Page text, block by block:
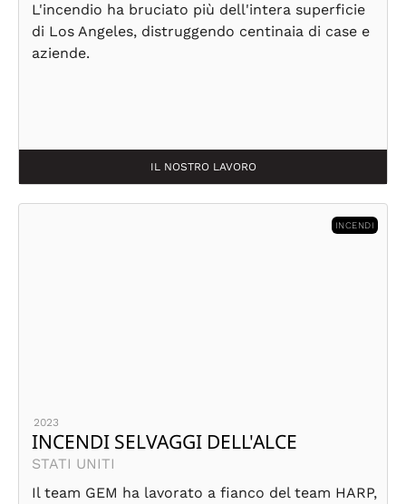
L'incendio ha bruciato più dell'intera superficie
di Los Angeles, distruggendo centinaia di case e
aziende.
IL NOSTRO LAVORO
INCENDI
2023
INCENDI SELVAGGI DELL'ALCE
STATI UNITI
Il team GEM ha lavorato a fianco del team HARP,